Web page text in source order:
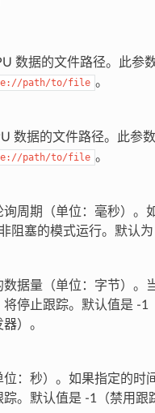
数据的文件路径。此参
path/to/file 。
数据的文件路径。此参
path/to/file 。
询周期（单位：毫秒）。
阻塞的模式运行。默认为
数据量（单位：字节）。
将停止跟踪。默认值是 -1
）。
位：秒）。如果指定的时
踪。默认值是 -1（禁用跟